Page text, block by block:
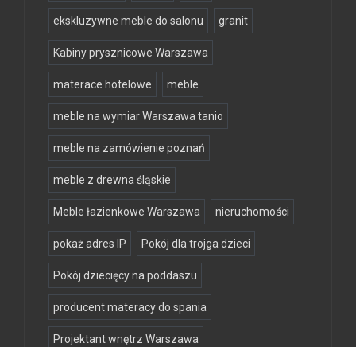
ekskluzywne meble do salonu granit
Kabiny prysznicowe Warszawa
materace hotelowe meble
meble na wymiar Warszawa tanio
meble na zamówienie poznań
meble z drewna śląskie
Meble łazienkowe Warszawa nieruchomości
pokaż adres IP Pokój dla trojga dzieci
Pokój dziecięcy na poddaszu
producent materacy do spania
Projektant wnętrz Warszawa